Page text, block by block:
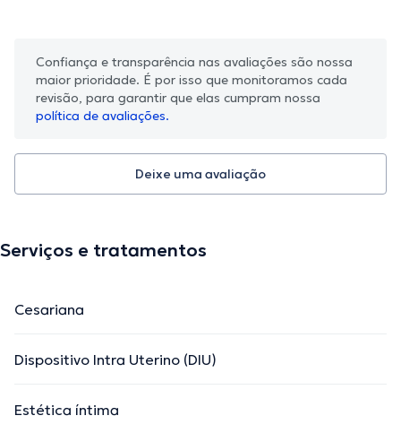
Confiança e transparência nas avaliações são nossa
maior prioridade. É por isso que monitoramos cada
revisão, para garantir que elas cumpram nossa
política de avaliações.
Deixe uma avaliação
Serviços e tratamentos
Cesariana
Dispositivo Intra Uterino (DIU)
Estética íntima